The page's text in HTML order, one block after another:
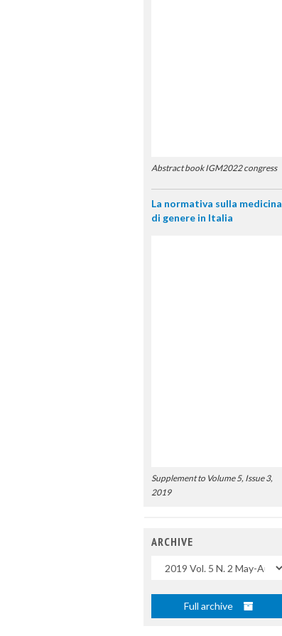
Abstract book IGM2022 congress
La normativa sulla medicina
di genere in Italia
Supplement to Volume 5, Issue 3,
2019
ARCHIVE
Full archive